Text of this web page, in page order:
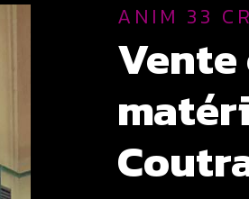
ANIM 33
vente et installation de